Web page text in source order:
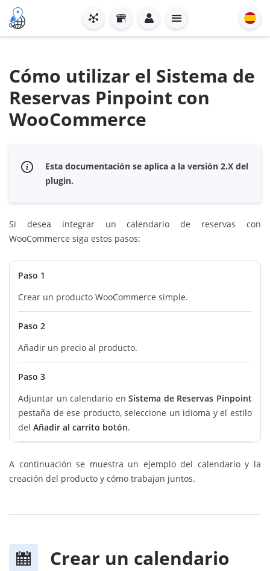
Cómo utilizar el Sistema de
Reservas Pinpoint con
WooCommerce
Esta documentación se aplica a la versión 2.X del
plugin.
Si desea integrar un calendario de reservas con
WooCommerce siga estos pasos:
Paso 1
Crear un producto WooCommerce simple.
Paso 2
Añadir un precio al producto.
Paso 3
Adjuntar un calendario enSistema de Reservas Pinpoint
pestaña de ese producto, seleccione un idioma y el estilo
del Añadir al carrito botón.
A continuación se muestra un ejemplo del calendario y la
creación del producto y cómo trabajan juntos.
Crear un calendario